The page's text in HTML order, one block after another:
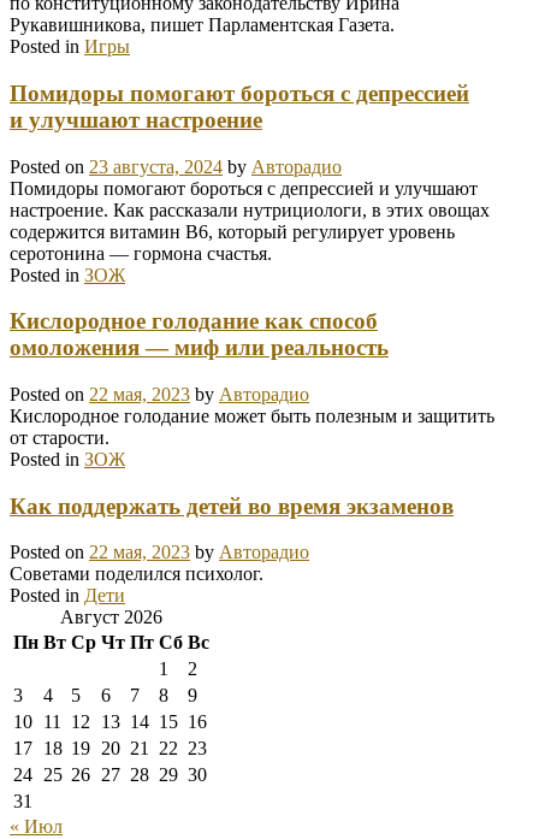
Рукавишникова, пишет Парламентская Газета.
Posted in Игры
Помидоры помогают бороться с депрессией
и улучшают настроение
Posted on 23 августа, 2024 by Авторадио
Помидоры помогают бороться с депрессией и улучшают
настроение. Как рассказали нутрициологи, в этих овощах
содержится витамин В6, который регулирует уровень
серотонина — гормона счастья.
Posted in ЗОЖ
Кислородное голодание как способ
омоложения — миф или реальность
Posted on 22 мая, 2023 by Авторадио
Кислородное голодание может быть полезным и защитить
от старости.
Posted in ЗОЖ
Как поддержать детей во время экзаменов
Posted on 22 мая, 2023 by Авторадио
Советами поделился психолог.
Posted in Дети
Август 2026
Пн Вт Ср Чт Пт Сб Вс
1
2
3
4 5 6 7 8
9
10 11 12 13 14 15 16
17 18 19 20 21 22 23
24 25 26 27 28 29 30
31
« Июл